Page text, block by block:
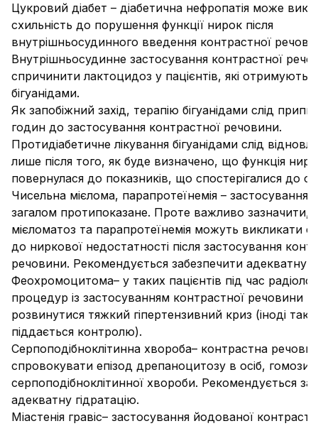
Цукровий діабет – діабетична нефропатія може
схильність до порушення функції нирок після
внутрішньосудинного введення контрастної
Внутрішньосудинне застосування контрастної
спричинити лактоцидоз у пацієнтів, які отримують
бігуанідами.
Як запобіжний захід, терапію бігуанідами слід
годин до застосування контрастної речовини.
Протидіабетичне лікування бігуанідами слід
лише після того, як буде визначено, що функція
повернулася до показників, що спостерігалися до
Чисельна мієлома, парапротеїнемія – застосування
загалом протипоказане. Проте важливо зазначити,
мієломатоз та парапротеїнемія можуть викликати
до ниркової недостатності після застосування
речовини. Рекомендується забезпечити адекватну
Феохромоцитома– у таких пацієнтів під час
процедур із застосуванням контрастної речовини
розвинутися тяжкий гіпертензивний криз (іноді
піддається контролю).
Серпоподібноклітинна хвороба– контрастна
спровокувати епізод дрепаноцитозу в осіб,
серпоподібноклітинної хвороби. Рекомендується
адекватну гідратацію.
Міастенія гравіс– застосування йодованої